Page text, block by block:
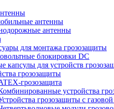
антенны
антенны
для монтажа грозозащиты
блокировки DC
капсулы для устройств
грозозащиты
грозозащита
устройства
грозозащиты с